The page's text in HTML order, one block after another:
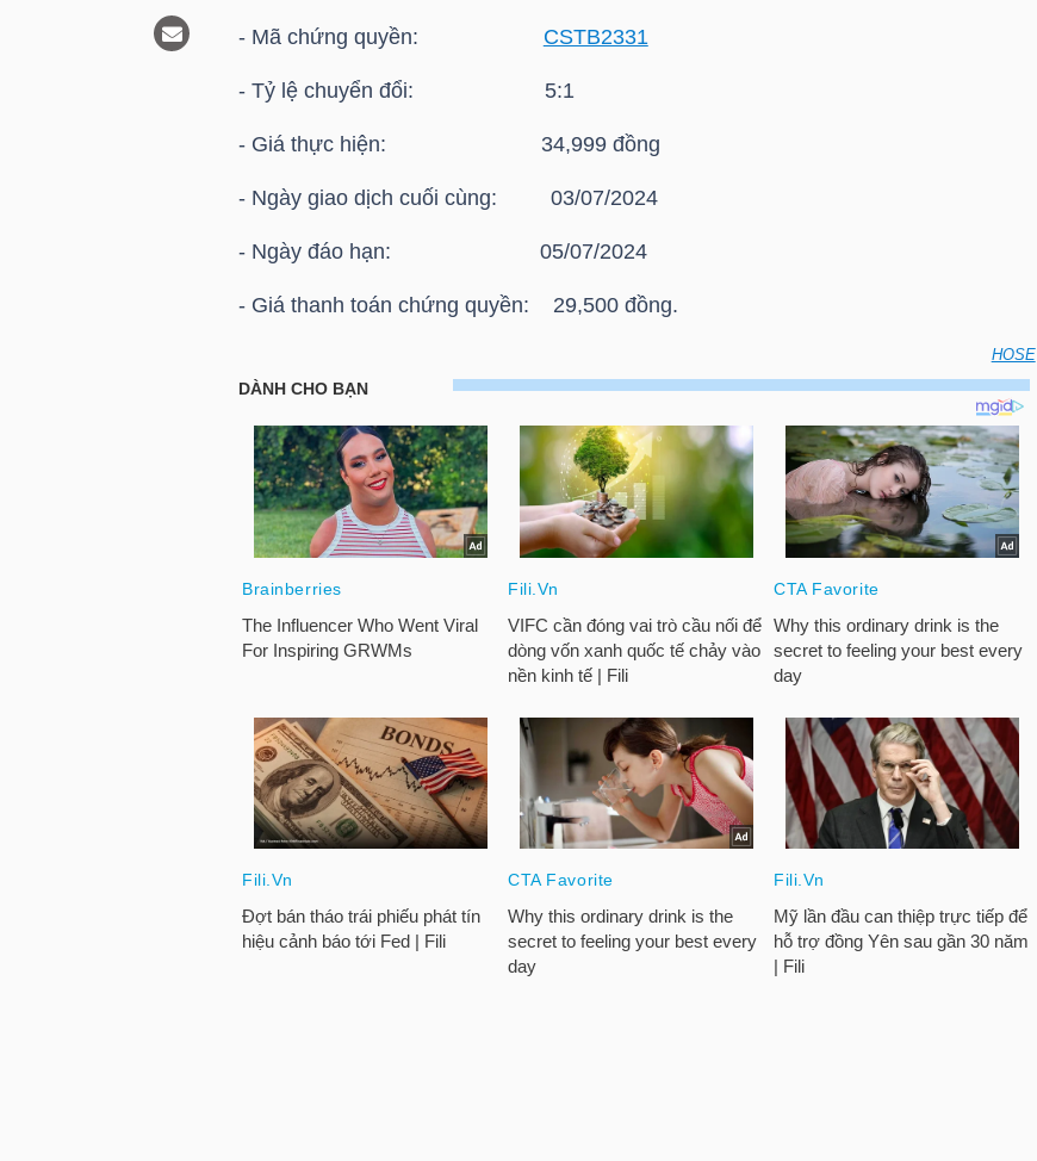
- Mã chứng quyền: CSTB2331
- Tỷ lệ chuyển đổi: 5:1
- Giá thực hiện: 34,999 đồng
- Ngày giao dịch cuối cùng: 03/07/2024
- Ngày đáo hạn: 05/07/2024
- Giá thanh toán chứng quyền: 29,500 đồng.
HOSE
HOSE: Thông báo giá thanh toán vào ngày đáo hạn của chứng quyền có bảo đảm